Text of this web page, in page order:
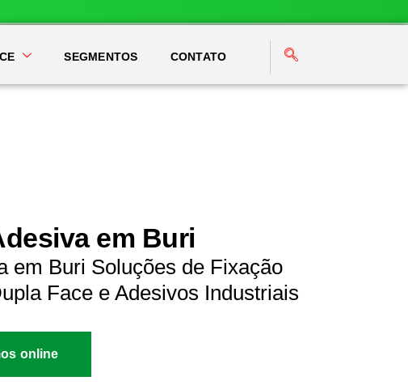
SEGMENTOS CONTATO
em Buri
em Buri Soluções de Fixação
Face e Adesivos Industriais
online